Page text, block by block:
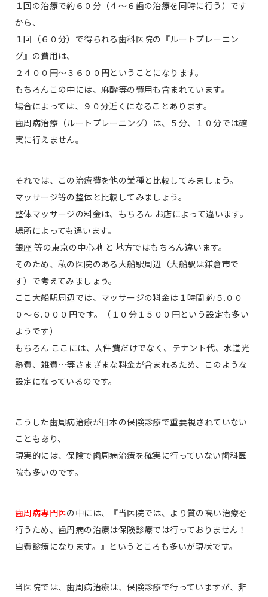
１回の治療で約６０分（４〜６歯の治療を同時に行う）です
から、
１回（６０分）で得られる歯科医院の『ルートプレーニン
グ』の費用は、
２４００円〜３６００円ということになります。
もちろんこの中には、麻酔等の費用も含まれています。
場合によっては、９０分近くになることあります。
歯周病治療（ルートプレーニング）は、５分、１０分では確
実に行えません。
それでは、この治療費を他の業種と比較してみましょう。
マッサージ等の整体と比較してみましょう。
整体マッサージの料金は、もちろん お店によって違います。
場所によっても違います。
銀座 等の東京の中心地 と 地方ではもちろん違います。
そのため、私の医院のある大船駅周辺（大船駅は鎌倉市で
す）で考えてみましょう。
ここ大船駅周辺では、マッサージの料金は１時間 約５.００
０〜６.０００円です。（１０分１５００円という設定も多い
ようです）
もちろん ここには、人件費だけでなく、テナント代、水道光
熱費、雑費…等さまざまな料金が含まれるため、このような
設定になっているのです。
こうした歯周病治療が日本の保険診療で重要視されていない
こともあり、
現実的には、保険で歯周病治療を確実に行っていない歯科医
院も多いのです。
歯周病専門医の中には、『当医院では、より質の高い治療を
行うため、歯周病の治療は保険診療では行っておりません！
自費診療になります。』というところも多いが現状です。
当医院では、歯周病治療は、保険診療で行っていますが、非